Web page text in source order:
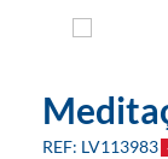
LV113983